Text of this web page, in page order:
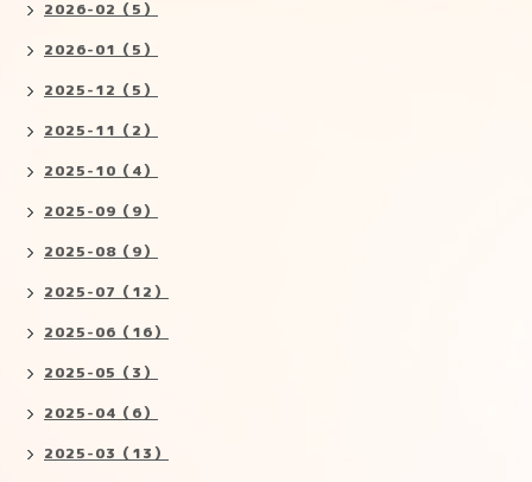
2026-02（5）
2026-01（5）
2025-12（5）
2025-11（2）
2025-10（4）
2025-09（9）
2025-08（9）
2025-07（12）
2025-06（16）
2025-05（3）
2025-04（6）
2025-03（13）